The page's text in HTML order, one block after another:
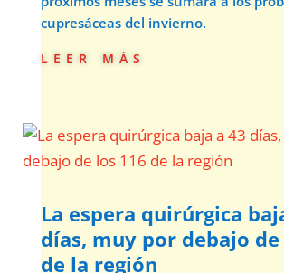
cupresáceas del invierno.
leer más
La espera quirúrgica
días, muy por debajo de
de la región